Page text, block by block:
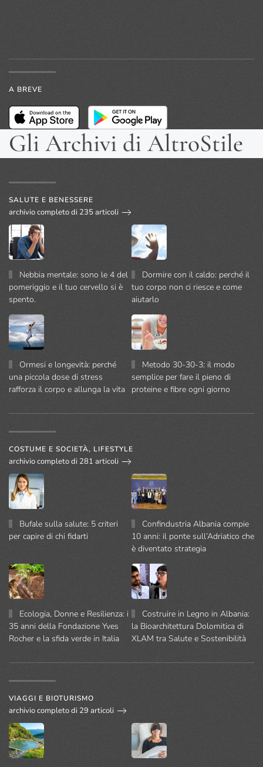
A BREVE
Gli Archivi di AltroStile
SALUTE E BENESSERE
archivio completo di 235 articoli
Nebbia mentale: sono le 4 del
pomeriggio e il tuo cervello si è
spento.
Dormire con il caldo: perché il
tuo corpo non ci riesce e come
aiutarlo
Ormesi e longevità: perché
una piccola dose di stress
rafforza il corpo e allunga la vita
Metodo 30-30-3: il modo
semplice per fare il pieno di
proteine e fibre ogni giorno
COSTUME E SOCIETÀ, LIFESTYLE
archivio completo di 281 articoli
Bufale sulla salute: 5 criteri
per capire di chi fidarti
Confindustria Albania compie
10 anni: il ponte sull’Adriatico che
è diventato strategia
Ecologia, Donne e Resilienza: i
35 anni della Fondazione Yves
Rocher e la sfida verde in Italia
Costruire in Legno in Albania:
la Bioarchitettura Dolomitica di
XLAM tra Salute e Sostenibilità
VIAGGI E BIOTURISMO
archivio completo di 29 articoli